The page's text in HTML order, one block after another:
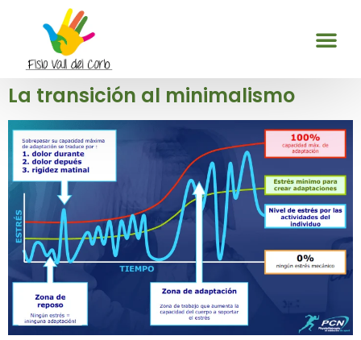
La transición al minimalismo